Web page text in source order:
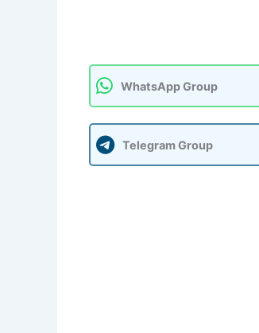
WhatsApp Group
Telegram Group